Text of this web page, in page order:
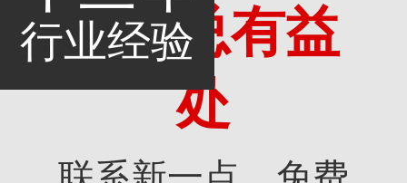
行业经验
考，总有益
处